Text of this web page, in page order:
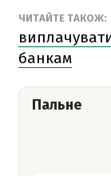
ЧИТАЙТЕ ТАКОЖ:
банкам
Пальне